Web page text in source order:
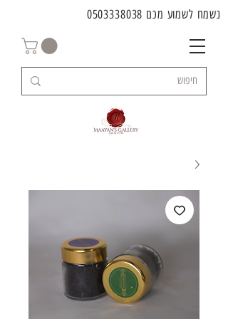
נשמח לשמוע מכם 0503338038